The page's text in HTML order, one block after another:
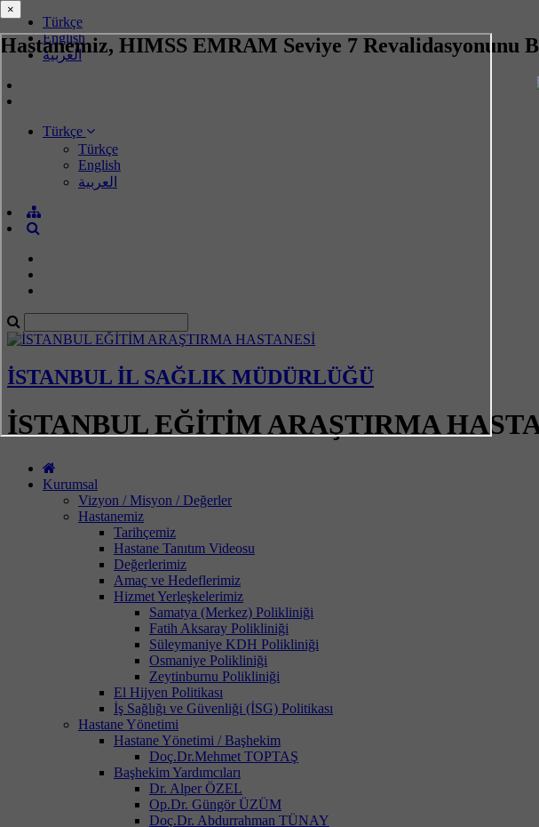
Hastanemiz, HIMSS EMRAM Seviye 7 Revalidasyonunu
Türkçe
English
العربية
Türkçe
Türkçe
English
العربية
İSTANBUL İL SAĞLIK MÜDÜRLÜĞÜ
İSTANBUL EĞİTİM ARAŞTIRMA
Kurumsal
Vizyon / Misyon / Değerler
Hastanemiz
Tarihçemiz
Hastane Tanıtım Videosu
Değerlerimiz
Amaç ve Hedeflerimiz
Hizmet Yerleşkelerimiz
Samatya (Merkez) Polikliniği
Fatih Aksaray Polikliniği
Süleymaniye KDH Polikliniği
Osmaniye Polikliniği
Zeytinburnu Polikliniği
El Hijyen Politikası
İş Sağlığı ve Güvenliği (İSG) Politikası
Hastane Yönetimi
Hastane Yönetimi / Başhekim
Doç.Dr.Mehmet TOPTAŞ
Başhekim Yardımcıları
Dr. Alper ÖZEL
Op.Dr. Güngör ÜZÜM
Doç.Dr. Abdurrahman TÜNAY
×